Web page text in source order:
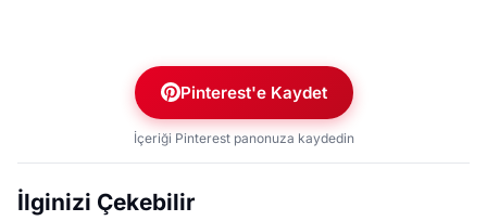
Pinterest'e Kaydet
İçeriği Pinterest panonuza kaydedin
İlginizi Çekebilir